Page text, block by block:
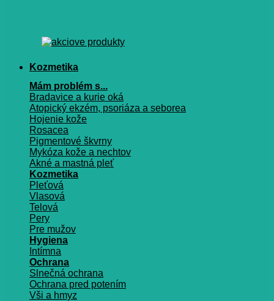
Kozmetika
Mám problém s...
Bradavice a kurie oká
Atopický ekzém, psoriáza a seborea
Hojenie kože
Rosacea
Pigmentové škvrny
Mykóza kože a nechtov
Akné a mastná pleť
Kozmetika
Pleťová
Vlasová
Telová
Pery
Pre mužov
Hygiena
Intímna
Ochrana
Slnečná ochrana
Ochrana pred potením
Vši a hmyz